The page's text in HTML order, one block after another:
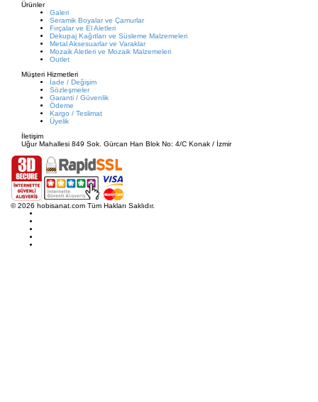
Ürünler
Galeri
Seramik Boyalar ve Çamurlar
Fırçalar ve El Aletleri
Dekupaj Kağıtları ve Süsleme Malzemeleri
Metal Aksesuarlar ve Varaklar
Mozaik Aletleri ve Mozaik Malzemeleri
Outlet
Müşteri Hizmetleri
İade / Değişim
Sözleşmeler
Garanti / Güvenlik
Ödeme
Kargo / Teslimat
Üyelik
İletişim
Uğur Mahallesi 849 Sok. Gürcan Han Blok No: 4/C Konak / İzmir
© 2026 hobisanat.com Tüm Hakları Saklıdır.